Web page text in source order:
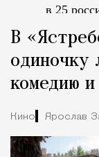
в 25
В
одиночку
комедию
Кино Ярослав